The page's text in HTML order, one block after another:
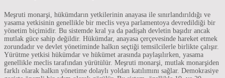
Meşruti monarşi, hükümdarın yetkilerinin anayasa ile sınırlandırıldığı ve
yasama yetkisinin genellikle bir meclis veya parlamentoya devredildiği bir
yönetim biçimidir. Bu sistemde kral ya da padişah devletin başıdır ancak
mutlak güce sahip değildir. Hükümdar, anayasa çerçevesinde hareket etmek
zorundadır ve devlet yönetiminde halkın seçtiği temsilcilerle birlikte çalışır.
Yürütme yetkisi hükümdar ve hükümet arasında paylaşılırken, yasama
genellikle meclis tarafından yürütülür. Meşruti monarşi, mutlak monarşiden
farklı olarak halkın yönetime dolaylı yoldan katılımını sağlar. Demokrasiye